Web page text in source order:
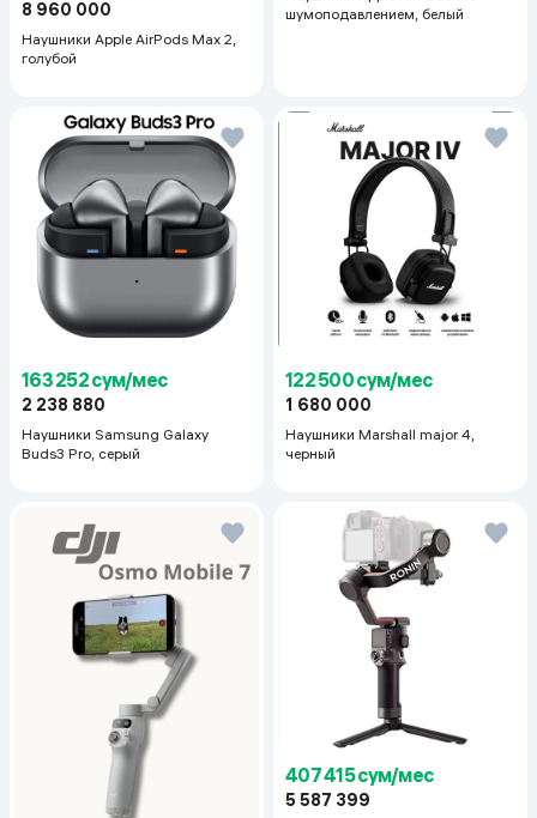
8 960 000
Наушники Apple AirPods Max 2,
голубой
шумоподавлением, белый
163 252 сум/мес
2 238 880
Наушники Samsung Galaxy
Buds3 Pro, серый
122 500 сум/мес
1 680 000
Наушники Marshall major 4,
черный
407 415 сум/мес
5 587 399